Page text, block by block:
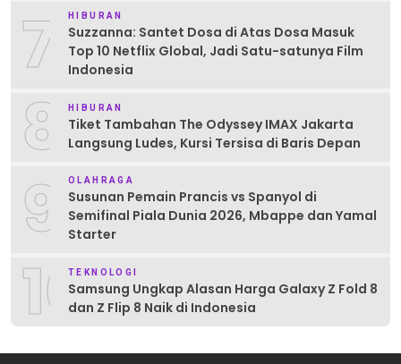
7 HIBURAN
Suzzanna: Santet Dosa di Atas Dosa Masuk
Top 10 Netflix Global, Jadi Satu-satunya Film
Indonesia
8 HIBURAN
Tiket Tambahan The Odyssey IMAX Jakarta
Langsung Ludes, Kursi Tersisa di Baris Depan
9 OLAHRAGA
Susunan Pemain Prancis vs Spanyol di
Semifinal Piala Dunia 2026, Mbappe dan Yamal
Starter
10TEKNOLOGI
Samsung Ungkap Alasan Harga Galaxy Z Fold 8
dan Z Flip 8 Naik di Indonesia